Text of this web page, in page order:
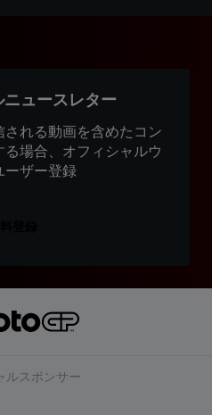
ュースレター
れる動画を含めたコン
場合、オフィシャルウ
ーザー登録
ルスポンサー